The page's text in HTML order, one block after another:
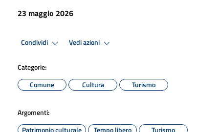
23 maggio 2026
Condividi Vedi azioni
Categorie:
Comune
Cultura Turismo
Argomenti:
Patrimonio culturale
Tempo libero Turismo